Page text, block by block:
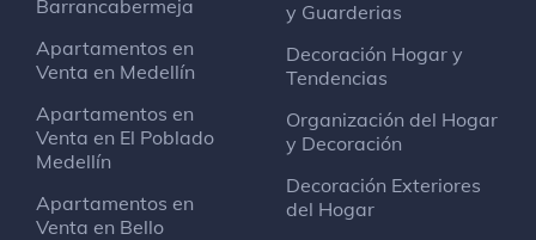
Barrancabermeja
Apartamentos en
Venta en Medellín
Apartamentos en
Venta en El Poblado
Medellín
Apartamentos en
Venta en Bello
y Guarderias
Decoración Hogar y
Tendencias
Organización del Hogar
y Decoración
Decoración Exteriores
del Hogar